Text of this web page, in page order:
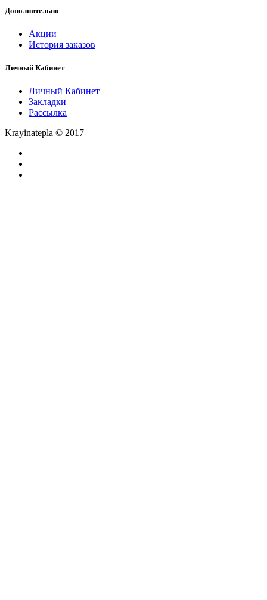
Дополнительно
Акции
История заказов
Личный Кабинет
Личный Кабинет
Закладки
Рассылка
Krayinatepla © 2017